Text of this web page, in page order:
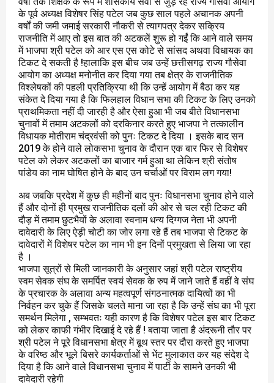
के पूर्व अध्यक्ष विशेषर सिंह पटेल जब कुछ साल पहले अचानक अपनी
वर्षों की जमी जमाई सरकारी नौकरी से त्यागपत्र देकर सक्रिय
राजनीति में आए तो इस बात की अटकलें शुरू हो गईं कि आने वाले समय
में भाजपा श्री पटेल को आर एस एस कोटे से सांसद अथवा विधायक का
टिकट दे सकती है !हालाकि इस बीच जब उन्हें छत्तीसगढ़ राज्य गौसेवा
आयोग का अध्यक्ष मनोनीत कर दिया गया तब क्षेत्र के राजनीतिक
विश्लेषकों की पहली प्रतिक्रिया थी कि उन्हें आयोग में बैठा कर यह
संकेत दे दिया गया है कि फिलहाल विधान सभा की टिकट के लिए उनको
प्राथमिकता नहीं दी जारही है और ऐसा हुआ भी जब बीते विधानसभा
चुनावों में तमाम अटकलों को दरकिनार करते हुए भाजपा ने तत्कालीन
विधायक मोतीराम चंद्रवंसी को पुनः टिकट दे दिया । इसके बाद सन
2019 के होने वाले लोकसभा चुनाव के दौरान एक बार फिर से विशेषर
पटेल को लेकर अटकलों का बाजार गर्म हुआ था लेकिन श्री संतोष
पांडेय का नाम घोषित होने के बाद उन चर्चाओं पर विराम लग गया!
अब जबकि प्रदेश में कुछ ही महीनों बाद पुनः विधानसभा चुनाव होने वाले
हैं और दोनों ही प्रमुख राजनीतिक दलों की ओर से चल रही टिकट की
दौड़ में तमाम छुटभैयों के अलावा स्वनाम धन्य दिग्गज नेता भी अपनी
दावेदारी के लिए ऐड़ी चोटी का जोर लगा रहे हैं तब भाजपा से टिकट के
दावेदारों में विशेषर पटेल का नाम भी इन दिनों प्रमुखता से लिया जा रहा
है ।
भाजपा सूत्रों से मिली जानकारी के अनुसार जहां श्री पटेल राष्ट्रीय
स्वम सेवक संघ के समर्पित स्वयं सेवक के रुप में जाने जाते हैं वहीं वे संघ
के प्रचारक के अलावा अन्य महत्वपूर्ण संगठनात्मक दायित्वों का भी
निर्वहन कर चुके हैं जिसके चलते माना जा रहा है कि उन्हें संघ का भी पूरा
समर्थन मिलेगा , सम्भवतः यही कारण है कि विशेषर पटेल इस बार टिकट
को लेकर काफी गंभीर दिखाई दे रहे हैं ! बताया जाता है अंदरूनी तौर पर
श्री पटेल ने पूरे विधानसभा क्षेत्र में बूथ स्तर पर दौरा करते हुए भाजपा
के वरिष्ठ और भूले बिसरे कार्यकर्ताओं से भेंट मुलाकात कर यह संदेश दे
दिया है कि आने वाले विधानसभा चुनाव में पार्टी के सामने उनकी भी
दावेदारी रहेगी